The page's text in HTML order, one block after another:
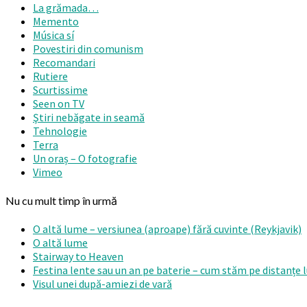
La grămada…
Memento
Música sí
Povestiri din comunism
Recomandari
Rutiere
Scurtissime
Seen on TV
Ştiri nebăgate in seamă
Tehnologie
Terra
Un oraș – O fotografie
Vimeo
Nu cu mult timp în urmă
O altă lume – versiunea (aproape) fără cuvinte (Reykjavik)
O altă lume
Stairway to Heaven
Festina lente sau un an pe baterie – cum stăm pe distanțe
Visul unei după-amiezi de vară